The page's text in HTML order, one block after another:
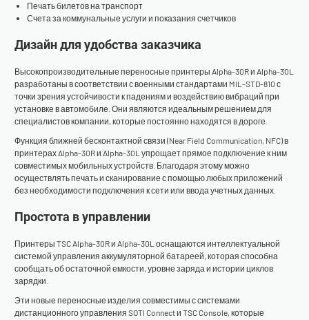
Печать билетов на транспорт
Счета за коммунальные услуги и показания счетчиков
Дизайн для удобства заказчика
Высокопроизводительные переносные принтеры Alpha-30R и Alpha-30L
разработаны в соответствии с военными стандартами MIL-STD-810 с
точки зрения устойчивости к падениям и воздействию вибраций при
установке в автомобиле. Они являются идеальным решением для
специалистов компании, которые постоянно находятся в дороге.
Функция ближней бесконтактной связи (Near Field Communication, NFC) в
принтерах Alpha-30R и Alpha-30L упрощает прямое подключение к ним
совместимых мобильных устройств. Благодаря этому можно
осуществлять печать и сканирование с помощью любых приложений
без необходимости подключения к сети или ввода учетных данных.
Простота в управлении
Принтеры TSC Alpha-30R и Alpha-30L оснащаются интеллектуальной
системой управления аккумуляторной батареей, которая способна
сообщать об остаточной емкости, уровне заряда и истории циклов
зарядки.
Эти новые переносные изделия совместимы с системами
дистанционного управления SOTI Connectи TSC Console, которые